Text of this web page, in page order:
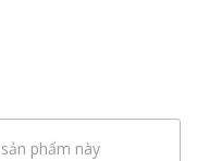
phẩm này